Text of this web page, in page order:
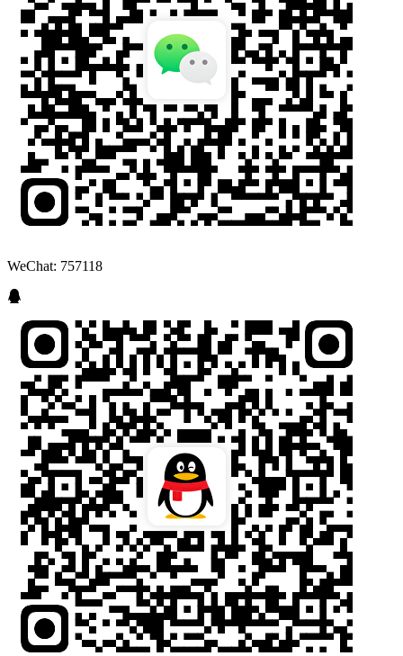
WeChat: 757118